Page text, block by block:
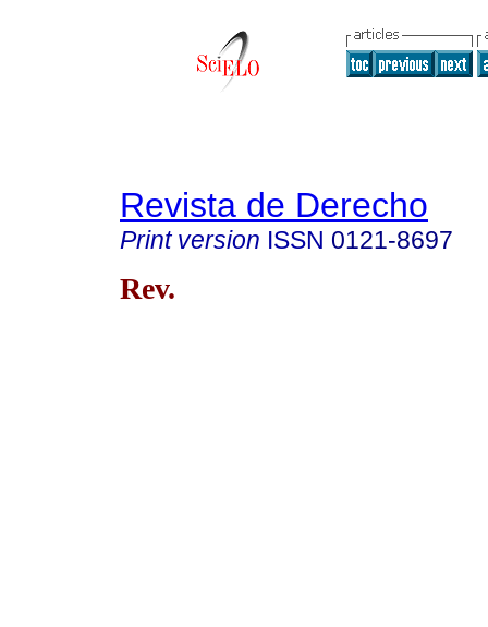
Revista de Derecho
Print version ISSN 0121-8697
Rev.